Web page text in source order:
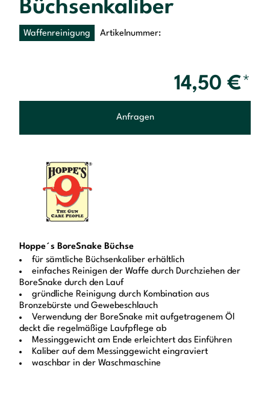
Büchsenkaliber
Waffenreinigung Artikelnummer:
14,50 €*
Anfragen
Hoppe´s BoreSnake Büchse
für sämtliche Büchsenkaliber erhältlich
einfaches Reinigen der Waffe durch Durchziehen der
BoreSnake durch den Lauf
gründliche Reinigung durch Kombination aus
Bronzebürste und Gewebeschlauch
Verwendung der BoreSnake mit aufgetragenem Öl
deckt die regelmäßige Laufpflege ab
Messinggewicht am Ende erleichtert das Einführen
Kaliber auf dem Messinggewicht eingraviert
waschbar in der Waschmaschine